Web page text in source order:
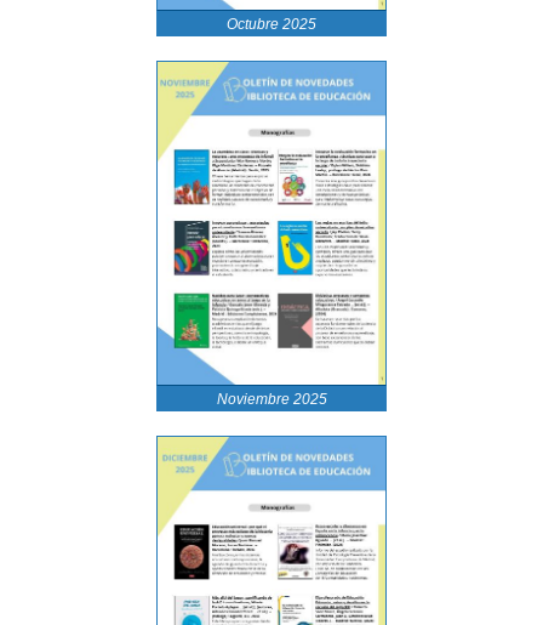
Octubre 2025
Noviembre 2025